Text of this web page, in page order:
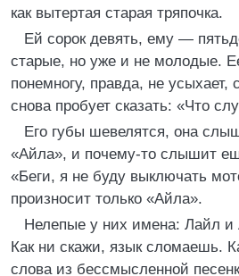
как вытертая старая тряпочка.
Ей сорок девять, ему —
старые, но уже и не молодые.
понемногу, правда, не усыхает,
снова пробует сказать: «Что
Его губы шевелятся, она
«Айла», и почему-то слышит
«Беги, я не буду выключать
произносит только «Айла».
Нелепые у них имена: Лайл
Как ни скажи, язык сломаешь.
слова из бессмысленной